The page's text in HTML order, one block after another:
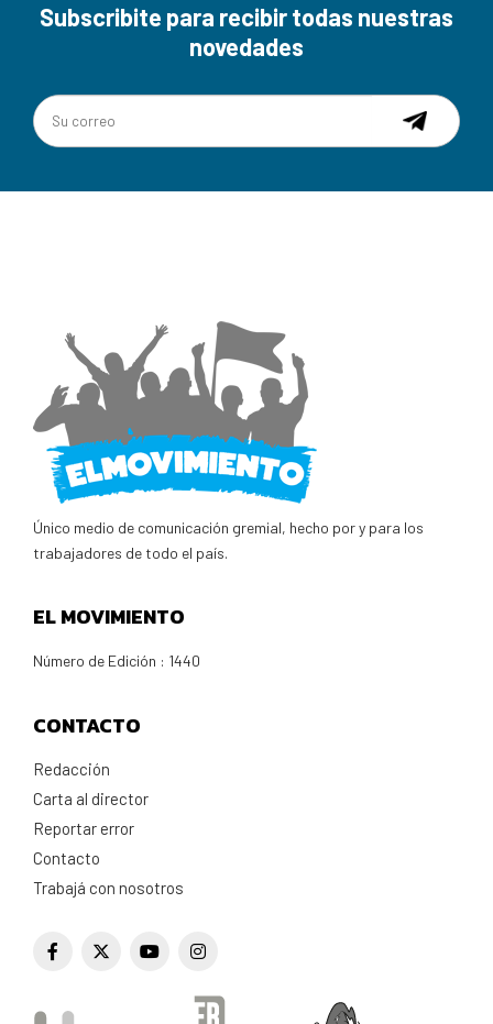
Subscribite para recibir todas nuestras
novedades
Único medio de comunicación gremial, hecho por y para los
trabajadores de todo el país.
EL MOVIMIENTO
Número de Edición : 1440
CONTACTO
Redacción
Carta al director
Reportar error
Contacto
Trabajá con nosotros